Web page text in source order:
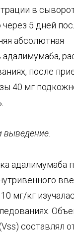
в
5 дней
абсолютная
после
40 мг
выведение.
адалимумаба
мг/кг
составлял